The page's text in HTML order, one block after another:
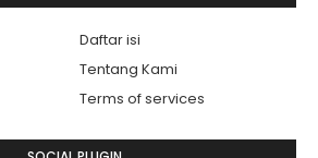
Daftar isi
Tentang Kami
Terms of services